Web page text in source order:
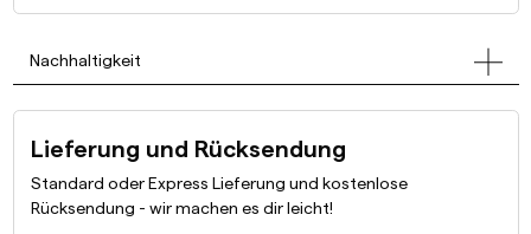
Nachhaltigkeit
Lieferung und Rücksendung
Standard oder Express Lieferung und kostenlose
Rücksendung - wir machen es dir leicht!